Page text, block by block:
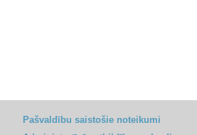
Pašvaldību saistošie noteikumi